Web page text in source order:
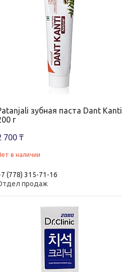
зубная паста Dant Kanti
г
700 ₸
в наличии
(778) 315-71-16
продаж